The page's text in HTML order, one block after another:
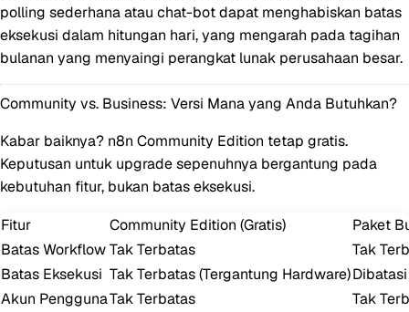
polling sederhana atau chat-bot dapat menghabiskan batas
eksekusi dalam hitungan hari, yang mengarah pada tagihan
bulanan yang menyaingi perangkat lunak perusahaan besar.
Community vs. Business: Versi Mana yang Anda Butuhkan?
Kabar baiknya? n8n Community Edition tetap gratis.
Keputusan untuk upgrade sepenuhnya bergantung pada
kebutuhan fitur, bukan batas eksekusi.
Fitur
Community Edition (Gratis)
Paket
Batas WorkflowTak Terbatas
Tak
Batas Eksekusi Tak Terbatas(Tergantung Hardware)
Akun PenggunaTak Terbatas
Tak